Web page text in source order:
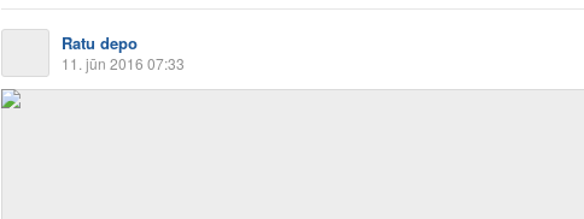
Ratu depo
11. jūn 2016 07:33